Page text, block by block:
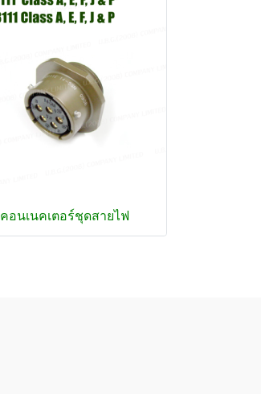
คอนเนคเตอร์ชุดสายไฟ